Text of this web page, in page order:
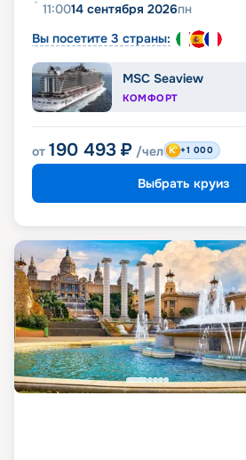
11:0014 сентября 2026пн
Вы посетите 3 страны:
MSC Seaview
КОМФОРТ
от 190 493 ₽ /чел +1 000
Выбрать круиз